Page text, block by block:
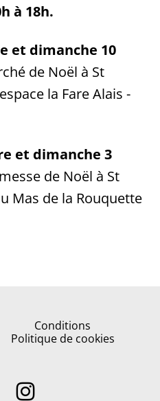
à 18h.
et dimanche 10
de Noël à St
la Fare Alais -
et dimanche 3
de Noël à St
Mas de la Rouquette
Conditions
Politique de cookies